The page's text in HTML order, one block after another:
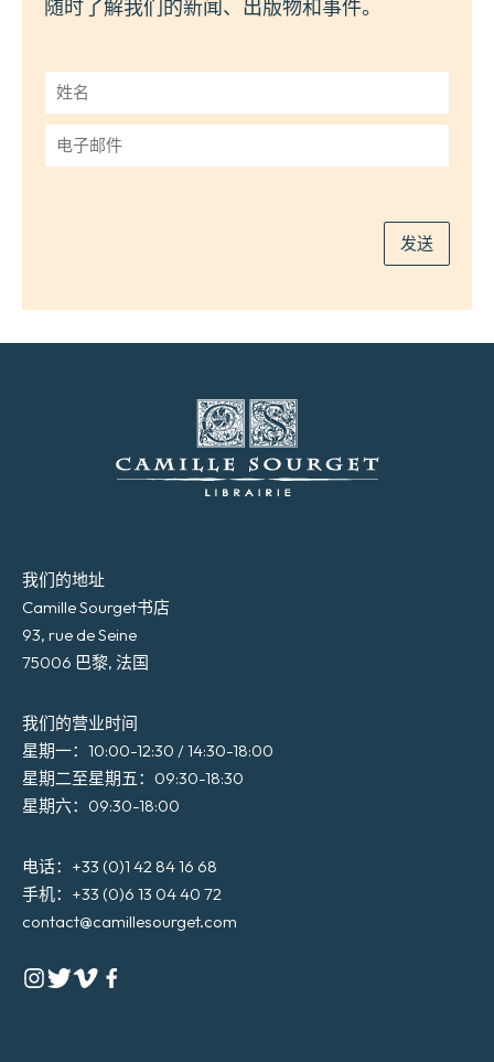
随时了解我们的新闻、出版物和事件。
姓
名
*
子
发送
我们的地址
Camille Sourget书店
93, rue de Seine
75006 巴黎, 法国
我们的营业时间
星期一：10:00-12:30 / 14:30-18:00
星期二至星期五：09:30-18:30
星期六：09:30-18:00
电话：+33 (0)1 42 84 16 68
手机：+33 (0)6 13 04 40 72
contact@camillesourget.com